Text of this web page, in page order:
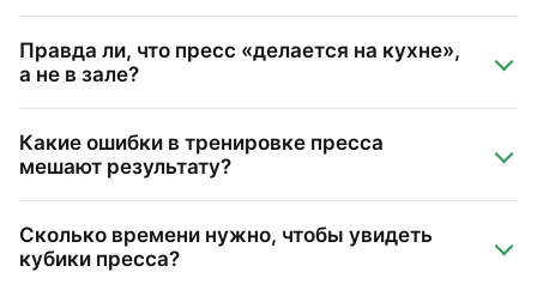
Правда ли, что пресс «делается на кухне»,
а не в зале?
Какие ошибки в тренировке пресса
мешают результату?
Сколько времени нужно, чтобы увидеть
кубики пресса?